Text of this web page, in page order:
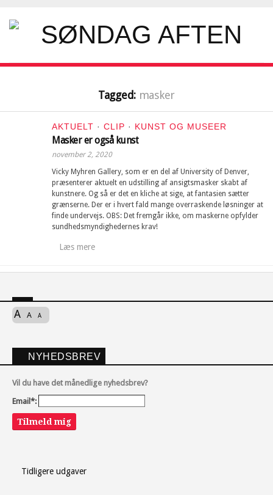
Tagged: masker
AKTUELT · CLIP · KUNST OG MUSEER
Masker er også kunst
november 2, 2020
Vicky Myhren Gallery, som er en del af University of Denver,
præsenterer aktuelt en udstilling af ansigtsmasker skabt af
kunstnere. Og så er det en kliche at sige, at fantasien sætter
grænserne. Der er i hvert fald mange overraskende løsninger at
finde undervejs. OBS: Det fremgår ikke, om maskerne opfylder
sundhedsmyndighedernes krav!
Læs mere
A A A
NYHEDSBREV
Vil du have det månedlige nyhedsbrev?
Email*:
Tilmeld mig
Tidligere udgaver